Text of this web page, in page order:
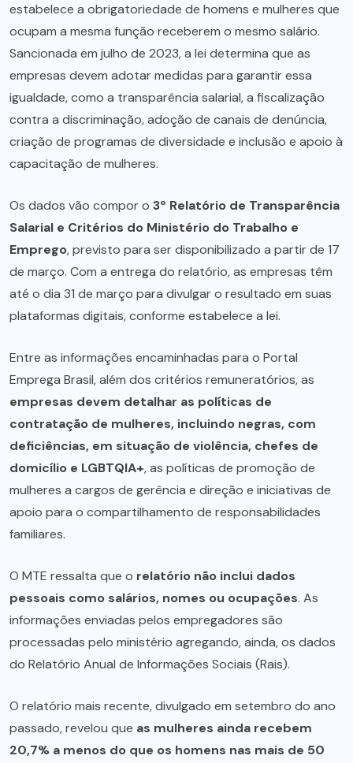
estabelece a obrigatoriedade de homens e mulheres que
ocupam a mesma função receberem o mesmo salário.
Sancionada em julho de 2023, a lei determina que as
empresas devem adotar medidas para garantir essa
igualdade, como a transparência salarial, a fiscalização
contra a discriminação, adoção de canais de denúncia,
criação de programas de diversidade e inclusão e apoio à
capacitação de mulheres.
Os dados vão compor o 3º Relatório de Transparência
Salarial e Critérios do Ministério do Trabalho e
Emprego, previsto para ser disponibilizado a partir de 17
de março. Com a entrega do relatório, as empresas têm
até o dia 31 de março para divulgar o resultado em suas
plataformas digitais, conforme estabelece a lei.
Entre as informações encaminhadas para o Portal
Emprega Brasil, além dos critérios remuneratórios, as
empresas devem detalhar as políticas de
contratação de mulheres, incluindo negras, com
deficiências, em situação de violência, chefes de
domicílio e LGBTQIA+, as políticas de promoção de
mulheres a cargos de gerência e direção e iniciativas de
apoio para o compartilhamento de responsabilidades
familiares.
O MTE ressalta que o relatório não inclui dados
pessoais como salários, nomes ou ocupações. As
informações enviadas pelos empregadores são
processadas pelo ministério agregando, ainda, os dados
do Relatório Anual de Informações Sociais (Rais).
O relatório mais recente, divulgado em setembro do ano
passado, revelou que as mulheres ainda recebem
20,7% a menos do que os homens nas mais de 50